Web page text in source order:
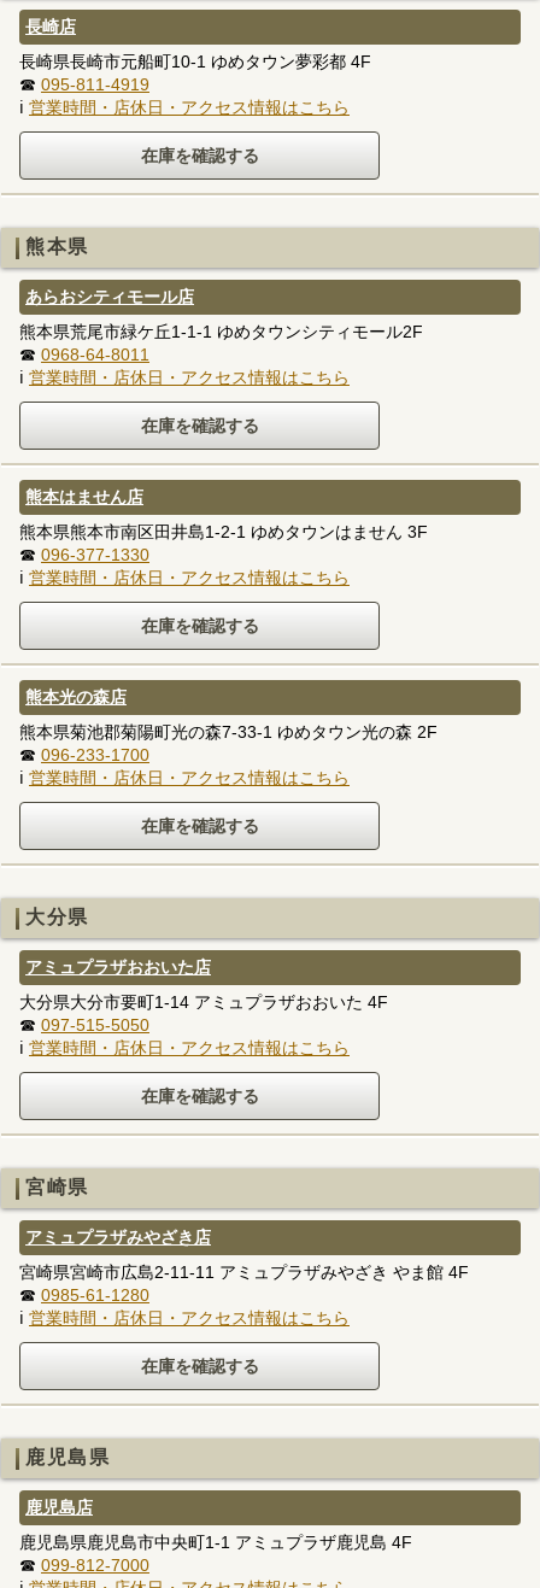
長崎店
長崎県長崎市元船町10-1 ゆめタウン夢彩都 4F
☎ 095-811-4919
ℹ 営業時間・店休日・アクセス情報はこちら
熊本県
あらおシティモール店
熊本県荒尾市緑ケ丘1-1-1 ゆめタウンシティモール2F
☎ 0968-64-8011
ℹ 営業時間・店休日・アクセス情報はこちら
熊本はません店
熊本県熊本市南区田井島1-2-1 ゆめタウンはません 3F
☎ 096-377-1330
ℹ 営業時間・店休日・アクセス情報はこちら
熊本光の森店
熊本県菊池郡菊陽町光の森7-33-1 ゆめタウン光の森 2F
☎ 096-233-1700
ℹ 営業時間・店休日・アクセス情報はこちら
大分県
アミュプラザおおいた店
大分県大分市要町1-14 アミュプラザおおいた 4F
☎ 097-515-5050
ℹ 営業時間・店休日・アクセス情報はこちら
宮崎県
アミュプラザみやざき店
宮崎県宮崎市広島2-11-11 アミュプラザみやざき やま館 4F
☎ 0985-61-1280
ℹ 営業時間・店休日・アクセス情報はこちら
鹿児島県
鹿児島店
鹿児島県鹿児島市中央町1-1 アミュプラザ鹿児島 4F
☎ 099-812-7000